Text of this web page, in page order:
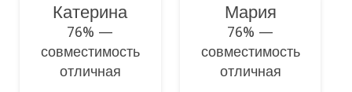
Катерина
76% —
совместимость
отличная
Мария
76% —
совместимость
отличная